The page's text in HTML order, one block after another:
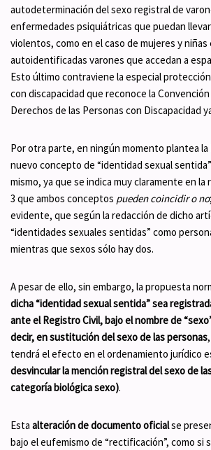
autodeterminación del sexo registral de
enfermedades psiquiátricas que puedan
violentos, como en el caso de mujeres y niñas
autoidentificadas varones que accedan a
Esto último contraviene la especial
con discapacidad que reconoce la
Derechos de las Personas con Discapacidad
Por otra parte, en ningún momento plantea la
nuevo concepto de “identidad sexual
mismo, ya que se indica muy claramente en
3 que ambos conceptos pueden coincidir o no
evidente, que según la redacción de dicho
“identidades sexuales sentidas” como
mientras que sexos sólo hay dos.
A pesar de ello, sin embargo, la propuesta
dicha“identidad sexual sentida” sea
ante el Registro Civil, bajo el nombre de
decir,en sustitución del sexo de las personas
tendrá el efecto en el ordenamiento jurídico
desvincular la mención registral del sexo de
categoría biológica sexo).
Esta alteración de documento oficialse
bajo el eufemismo de “rectificación”, como si